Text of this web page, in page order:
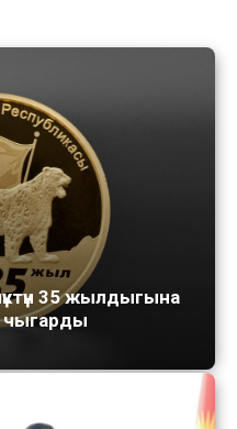
35 жылдыгына
чыгарды